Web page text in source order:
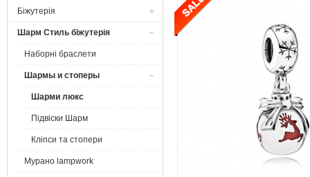
Біжутерія
Шарм Стиль бiжутерiя
Наборнi браслети
Шармы и стоперы
Шарми люкс
Підвіски Шарм
Кліпси та стопери
Мурано lampwork